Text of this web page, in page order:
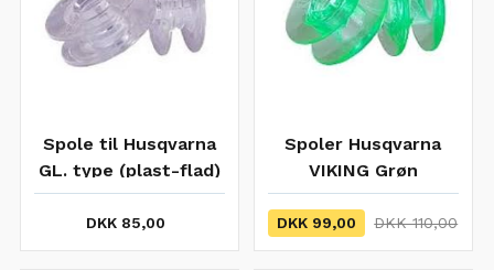
Spole til Husqvarna
GL. type (plast-flad)
DKK 85,00
Spoler Husqvarna
VIKING Grøn
DKK 99,00 DKK 110,00